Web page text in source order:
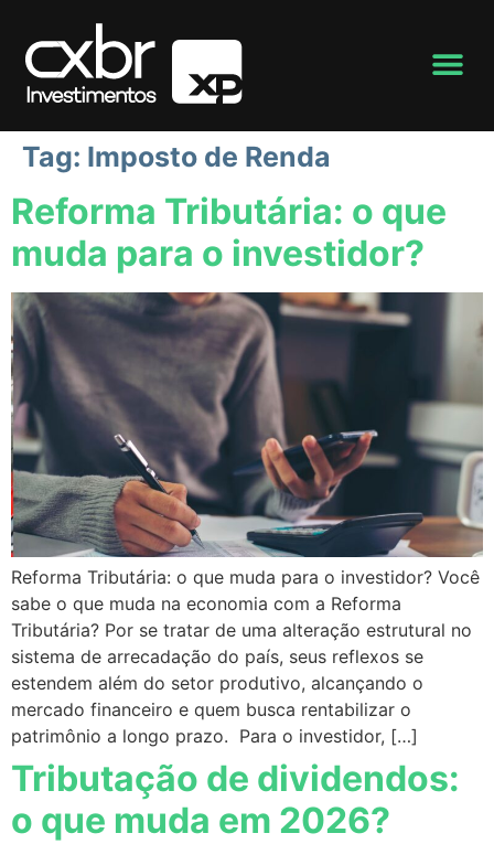
Tag: Imposto de Renda
Reforma Tributária: o que
muda para o investidor?
Reforma Tributária: o que muda para o investidor? Você
sabe o que muda na economia com a Reforma
Tributária? Por se tratar de uma alteração estrutural no
sistema de arrecadação do país, seus reflexos se
estendem além do setor produtivo, alcançando o
mercado financeiro e quem busca rentabilizar o
patrimônio a longo prazo. Para o investidor, […]
Tributação de dividendos:
o que muda em 2026?